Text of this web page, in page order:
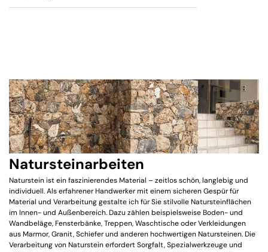
Natursteinarbeiten
Naturstein ist ein faszinierendes Material – zeitlos schön, langlebig und
individuell. Als erfahrener Handwerker mit einem sicheren Gespür für
Material und Verarbeitung gestalte ich für Sie stilvolle Natursteinflächen
im Innen- und Außenbereich. Dazu zählen beispielsweise Boden- und
Wandbeläge, Fensterbänke, Treppen, Waschtische oder Verkleidungen
aus Marmor, Granit, Schiefer und anderen hochwertigen Natursteinen. Die
Verarbeitung von Naturstein erfordert Sorgfalt, Spezialwerkzeuge und